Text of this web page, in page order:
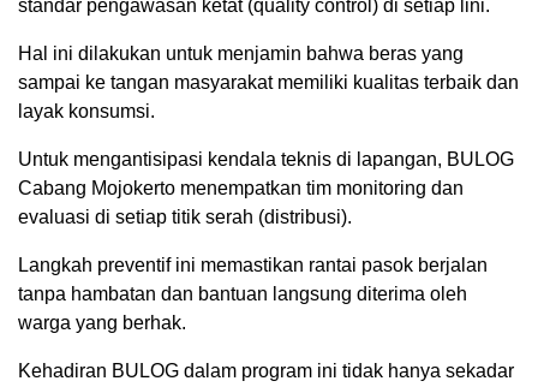
standar pengawasan ketat (quality control) di setiap lini.
Hal ini dilakukan untuk menjamin bahwa beras yang
sampai ke tangan masyarakat memiliki kualitas terbaik dan
layak konsumsi.
Untuk mengantisipasi kendala teknis di lapangan, BULOG
Cabang Mojokerto menempatkan tim monitoring dan
evaluasi di setiap titik serah (distribusi).
Langkah preventif ini memastikan rantai pasok berjalan
tanpa hambatan dan bantuan langsung diterima oleh
warga yang berhak.
Kehadiran BULOG dalam program ini tidak hanya sekadar